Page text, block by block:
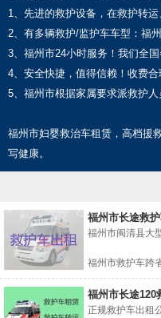
1、先进的救护设备，在救护转
2、有多辆救护/监护车车型：福
3、福州市24小时服务！我们全
4、安全快捷，值得信赖！收费合
5、福州市根据家属要求派救护人
福州市妇婴救治车租赁，高档援
写健康。
福州市长途救
福州市闽清县大
福州市救护车跨
福州市长途120
正规救护车出租